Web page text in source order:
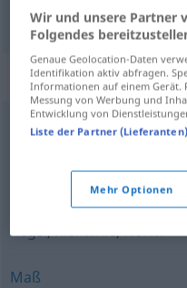
meradlon Maßstab
Synonyme
Meter (Mosel-Main-
Regel,Richtlinie,Norm
Maß
Wir und unsere Partner
Folgendes
Genaue Geolocation-Daten
Identifikation aktiv abfragen.
Informationen auf einem Gerät.
Messung von Werbung und
Entwicklung von
Liste der Partner (Lieferanten)
Mehr Optionen